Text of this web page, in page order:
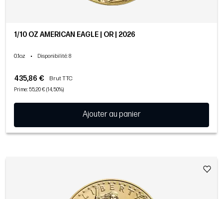
1/10 OZ AMERICAN EAGLE | OR | 2026
0.1oz • Disponibilité: 8
435,86 € Brut TTC
Prime: 55,20 € (14,50%)
Ajouter au panier